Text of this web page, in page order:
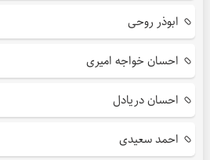
ابوذر روحی
احسان خواجه امیری
احسان دریادل
احمد سعیدی